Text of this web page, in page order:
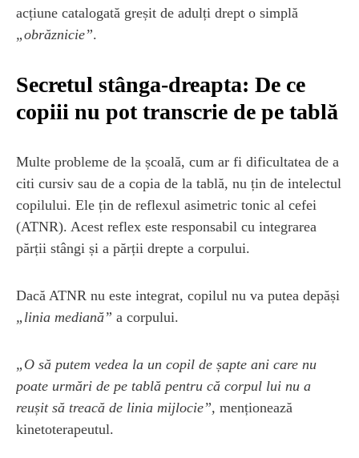
acțiune catalogată greșit de adulți drept o simplă
„obrăznicie”.
Secretul stânga-dreapta: De ce
copiii nu pot transcrie de pe tablă
Multe probleme de la școală, cum ar fi dificultatea de a
citi cursiv sau de a copia de la tablă, nu țin de intelectul
copilului. Ele țin de reflexul asimetric tonic al cefei
(ATNR). Acest reflex este responsabil cu integrarea
părții stângi și a părții drepte a corpului.
Dacă ATNR nu este integrat, copilul nu va putea depăși
„linia mediană” a corpului.
„O să putem vedea la un copil de șapte ani care nu
poate urmări de pe tablă pentru că corpul lui nu a
reușit să treacă de linia mijlocie”, menționează
kinetoterapeutul.